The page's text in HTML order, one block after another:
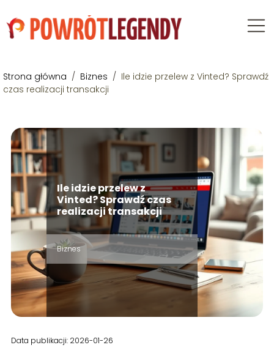
Strona główna / Biznes / Ile idzie przelew z Vinted? Sprawdź
czas realizacji transakcji
Ile idzie przelew z
Vinted? Sprawdź czas
realizacji transakcji
Biznes
Data publikacji: 2026-01-26